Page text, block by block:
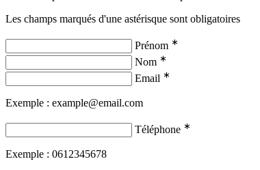
Les champs marqués d'une astérisque sont obligatoires
Prénom ∗
Nom ∗
Email ∗
Exemple : example@email.com
Téléphone ∗
Exemple : 0612345678